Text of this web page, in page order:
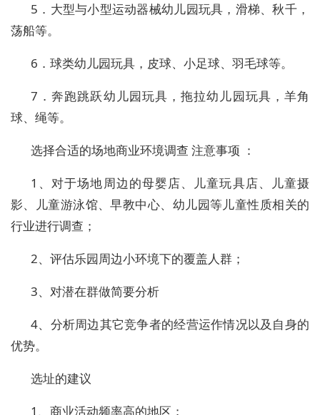
5．大型与小型运动器械幼儿园玩具，滑梯、秋千，
荡船等。
6．球类幼儿园玩具，皮球、小足球、羽毛球等。
7．奔跑跳跃幼儿园玩具，拖拉幼儿园玩具，羊角
球、绳等。
选择合适的场地商业环境调查 注意事项 ：
1、对于场地周边的母婴店、儿童玩具店、儿童摄
影、儿童游泳馆、早教中心、幼儿园等儿童性质相关的
行业进行调查；
2、评估乐园周边小环境下的覆盖人群；
3、对潜在群做简要分析
4、分析周边其它竞争者的经营运作情况以及自身的
优势。
选址的建议
1、商业活动频率高的地区；